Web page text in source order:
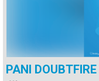
PANI DOUBTFIRE